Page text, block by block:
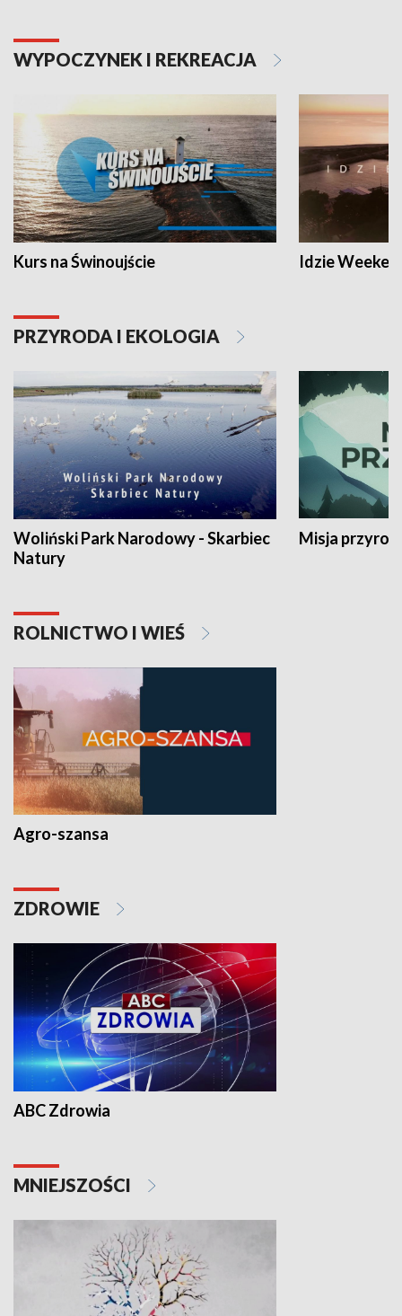
WYPOCZYNEK I REKREACJA
Kurs na Świnoujście Idzie
PRZYRODA I EKOLOGIA
Woliński Park Narodowy - Skarbiec
Natury
Misja
ROLNICTWO I WIEŚ
Agro-szansa
ZDROWIE
ABC Zdrowia
MNIEJSZOŚCI